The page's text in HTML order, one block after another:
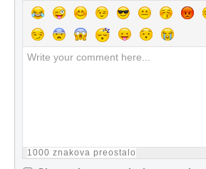
1000 znakova preostalo